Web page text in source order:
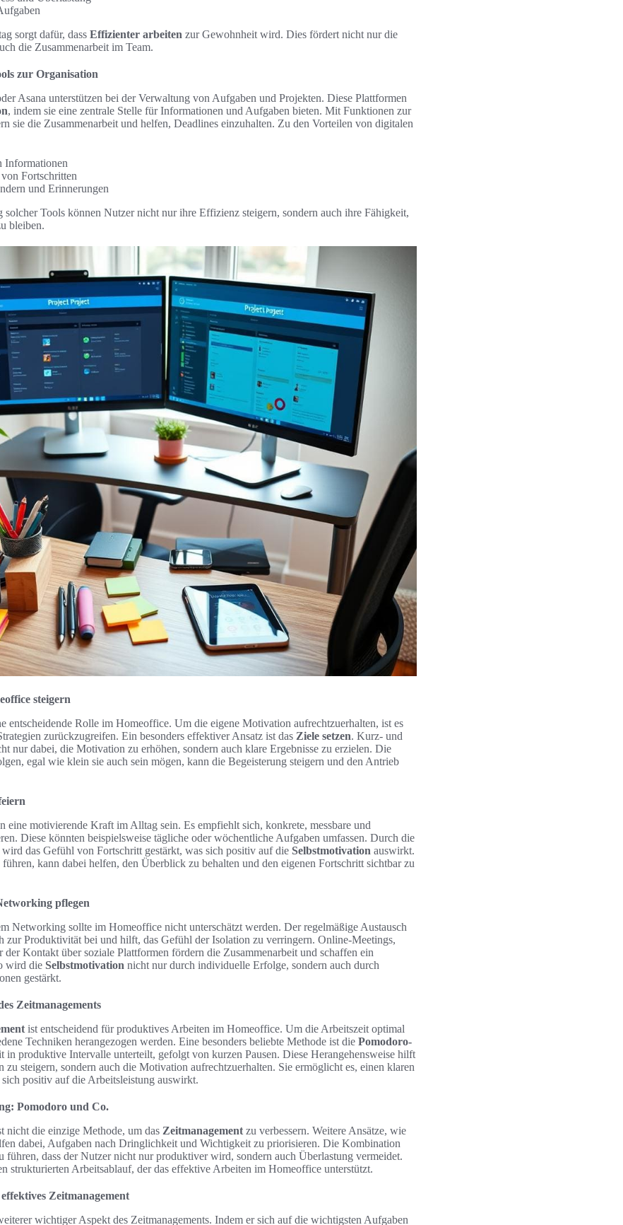
sorgt dafür, dass Effizienter arbeiten zur Gewohnheit wird. Dies fördert nicht nur die
die Zusammenarbeit im Team.
zur Organisation
Asana unterstützen bei der Verwaltung von Aufgaben und Projekten. Diese Plattformen
, indem sie eine zentrale Stelle für Informationen und Aufgaben bieten. Mit Funktionen zur
sie die Zusammenarbeit und helfen, Deadlines einzuhalten. Zu den Vorteilen von digitalen
Informationen
Fortschritten
und Erinnerungen
Tools können Nutzer nicht nur ihre Effizienz steigern, sondern auch ihre Fähigkeit,
bleiben.
steigern
entscheidende Rolle im Homeoffice. Um die eigene Motivation aufrechtzuerhalten, ist es
zurückzugreifen. Ein besonders effektiver Ansatz ist das Ziele setzen. Kurz- und
nur dabei, die Motivation zu erhöhen, sondern auch klare Ergebnisse zu erzielen. Die
egal wie klein sie auch sein mögen, kann die Begeisterung steigern und den Antrieb
eine motivierende Kraft im Alltag sein. Es empfiehlt sich, konkrete, messbare und
Diese könnten beispielsweise tägliche oder wöchentliche Aufgaben umfassen. Durch die
das Gefühl von Fortschritt gestärkt, was sich positiv auf die Selbstmotivation auswirkt.
kann dabei helfen, den Überblick zu behalten und den eigenen Fortschritt sichtbar zu
pflegen
Networking sollte im Homeoffice nicht unterschätzt werden. Der regelmäßige Austausch
zur Produktivität bei und hilft, das Gefühl der Isolation zu verringern. Online-Meetings,
der Kontakt über soziale Plattformen fördern die Zusammenarbeit und schaffen ein
wird die Selbstmotivation nicht nur durch individuelle Erfolge, sondern auch durch
gestärkt.
Zeitmanagements
ist entscheidend für produktives Arbeiten im Homeoffice. Um die Arbeitszeit optimal
Techniken herangezogen werden. Eine besonders beliebte Methode ist die Pomodoro-
in produktive Intervalle unterteilt, gefolgt von kurzen Pausen. Diese Herangehensweise hilft
zu steigern, sondern auch die Motivation aufrechtzuerhalten. Sie ermöglicht es, einen klaren
positiv auf die Arbeitsleistung auswirkt.
Pomodoro und Co.
nicht die einzige Methode, um das Zeitmanagement zu verbessern. Weitere Ansätze, wie
dabei, Aufgaben nach Dringlichkeit und Wichtigkeit zu priorisieren. Die Kombination
führen, dass der Nutzer nicht nur produktiver wird, sondern auch Überlastung vermeidet.
strukturierten Arbeitsablauf, der das effektive Arbeiten im Homeoffice unterstützt.
Zeitmanagement
wichtiger Aspekt des Zeitmanagements. Indem er sich auf die wichtigsten Aufgaben